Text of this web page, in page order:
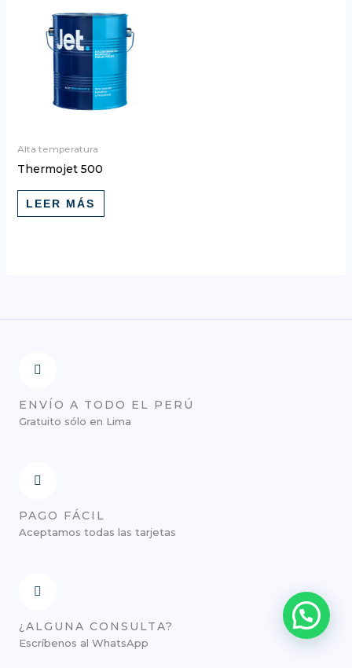
Alta temperatura
Thermojet 500
LEER MÁS
ENVÍO A TODO EL PERÚ
Gratuito sólo en Lima
PAGO FÁCIL
Aceptamos todas las tarjetas
¿ALGUNA CONSULTA?
Escríbenos al WhatsApp